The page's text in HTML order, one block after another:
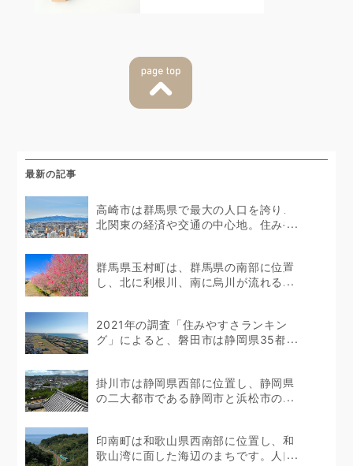
最新の記事
高崎市は群馬県で最大の人口を誇り、
北関東の経済や交通の中心地。住みや
群馬県玉村町は、群馬県の南部に位置
し、北に利根川、南に烏川が流れる...
2021年の調査「住みやすさランキン
グ」によると、磐田市は静岡県35都市
掛川市は静岡県西部に位置し、静岡県
の二大都市である静岡市と浜松市の...
印南町は和歌山県西南部に位置し、和
歌山湾に面した海辺のまちです。人口